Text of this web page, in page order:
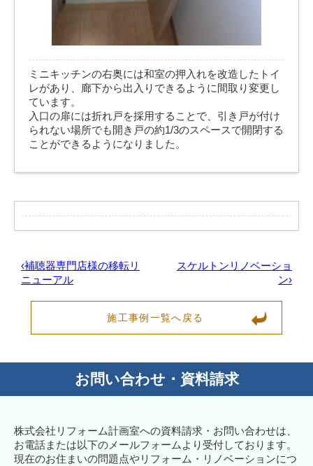
ミニキッチンの右奥には和室の押入れを改造したトイ
レがあり、廊下から出入りできるように間取り変更し
ています。
入口の扉には折れ戸を採用することで、引き戸が付け
られない場所でも開き戸の約1/3のスペースで開閉する
ことができるようになりました。
‹補聴器専門店様の移転リ
ニューアル
スケルトンリノベーショ
ン›
施工事例一覧へ戻る
お問い合わせ・資料請求
株式会社リフォーム計画室への資料請求・お問い合わせは、
お電話または以下のメールフォームより受付しております。
現在のお住まいの問題点やリフォーム・リノベーションにつ